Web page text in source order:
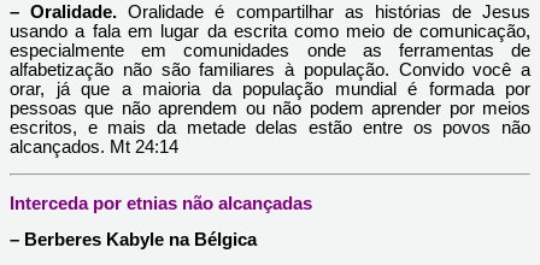
– Oralidade. Oralidade é compartilhar as histórias de Jesus
usando a fala em lugar da escrita como meio de comunicação,
especialmente em comunidades onde as ferramentas de
alfabetização não são familiares à população. Convido você a
orar, já que a maioria da população mundial é formada por
pessoas que não aprendem ou não podem aprender por meios
escritos, e mais da metade delas estão entre os povos não
alcançados. Mt 24:14
Interceda por etnias não alcançadas
– Berberes Kabyle na Bélgica